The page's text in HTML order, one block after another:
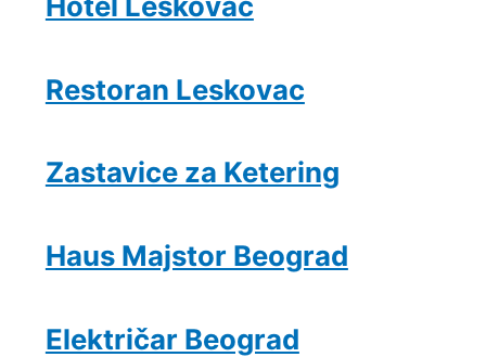
Restoran Leskovac
Zastavice za Ketering
Haus Majstor Beograd
Električar Beograd